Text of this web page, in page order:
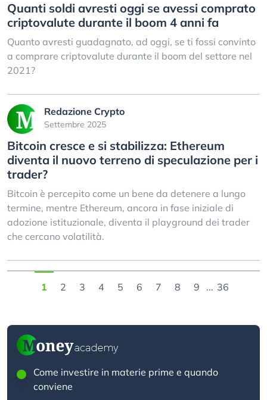
Quanti soldi avresti oggi se avessi comprato
criptovalute durante il boom 4 anni fa
Quanto avresti guadagnato, ad oggi, se ti fossi convinto
a comprare criptovalute durante il boom del settore nel
2021?
Redazione Crypto
Settembre 2025
Bitcoin cresce e si stabilizza: Ethereum
diventa il nuovo terreno di speculazione per i
trader?
Bitcoin è percepito come un bene da detenere a lungo
termine, mentre Ethereum, ancora in fase iniziale di
adozione istituzionale, diventa il playground dei trader
che cercano volatilità.
1 2 3 4 5 6 7 8 9 ... 36
Come investire in materie prime e quando
conviene